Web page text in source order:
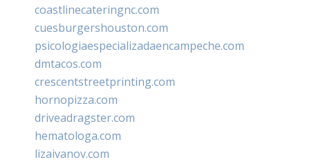
coastlinecateringnc.com
cuesburgershouston.com
psicologiaespecializadaencampeche.com
dmtacos.com
crescentstreetprinting.com
hornopizza.com
driveadragster.com
hematologa.com
lizaivanov.com